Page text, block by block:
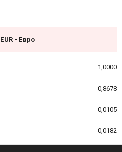
EUR - Евро
1,0000
0,8678
0,0105
0,0182